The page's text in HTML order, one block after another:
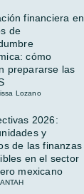
financiera en
de
cómo
prepararse las
Lozano
2026:
y
de las finanzas
en el sector
mexicano